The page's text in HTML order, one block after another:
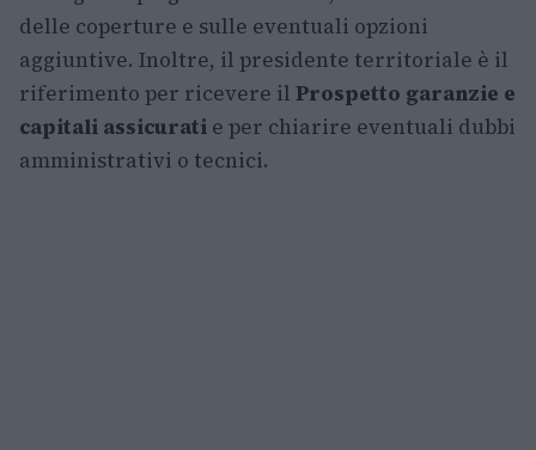
delle coperture e sulle eventuali opzioni
aggiuntive. Inoltre, il presidente territoriale è il
riferimento per ricevere il Prospetto garanzie e
capitali assicurati e per chiarire eventuali dubbi
amministrativi o tecnici.